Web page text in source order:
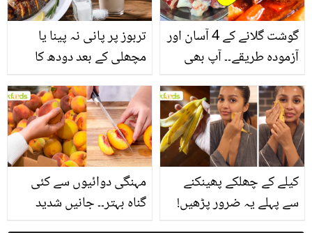
تربوز پر پانی نہ پینا یا
مچھلی کے بعد دودھ کا
سے متعلق غلط فہمیوں کی
حقیقت کیا ہے اور افواہ
کیا؟
گوشت گلانے کے 4 آسان اور
آزمودہ طریقے۔۔ آپ بھی
بتائے راز
مہنگی دوائیوں سے کئی
گناہ بہتر۔۔ جانیں شدید
کیلے کے چھلکے پھینکنے
سے پہلے یہ ضرور پڑھیں!